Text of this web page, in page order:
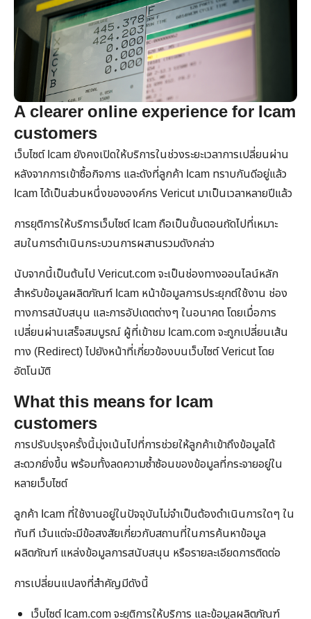
A clearer online experience for Icam
customers
เว็บไซต์ Icam ยังคงเปิดให้บริการในช่วงระยะเวลาการเปลี่ยนผ่าน
หลังจากการเข้าซื้อกิจการ และดังที่ลูกค้า Icam ทราบกันดีอยู่แล้ว
Icam ได้เป็นส่วนหนึ่งขององค์กร Vericut มาเป็นเวลาหลายปีแล้ว
การยุติการให้บริการเว็บไซต์ Icam ถือเป็นขั้นตอนถัดไปที่เหมาะ
สมในการดำเนินกระบวนการผสานรวมดังกล่าว
นับจากนี้เป็นต้นไป Vericut.com จะเป็นช่องทางออนไลน์หลัก
สำหรับข้อมูลผลิตภัณฑ์ Icam หน้าข้อมูลการประยุกต์ใช้งาน ช่อง
ทางการสนับสนุน และการอัปเดตต่างๆ ในอนาคต โดยเมื่อการ
เปลี่ยนผ่านเสร็จสมบูรณ์ ผู้ที่เข้าชม Icam.com จะถูกเปลี่ยนเส้น
ทาง (Redirect) ไปยังหน้าที่เกี่ยวข้องบนเว็บไซต์ Vericut โดย
อัตโนมัติ
What this means for Icam
customers
การปรับปรุงครั้งนี้มุ่งเน้นไปที่การช่วยให้ลูกค้าเข้าถึงข้อมูลได้
สะดวกยิ่งขึ้น พร้อมทั้งลดความซ้ำซ้อนของข้อมูลที่กระจายอยู่ใน
หลายเว็บไซต์
ลูกค้า Icam ที่ใช้งานอยู่ในปัจจุบันไม่จำเป็นต้องดำเนินการใดๆ ใน
ทันที เว้นแต่จะมีข้อสงสัยเกี่ยวกับสถานที่ในการค้นหาข้อมูล
ผลิตภัณฑ์ แหล่งข้อมูลการสนับสนุน หรือรายละเอียดการติดต่อ
การเปลี่ยนแปลงที่สำคัญมีดังนี้
เว็บไซต์Icam.comจะยุติการให้บริการ และข้อมูลผลิตภัณฑ์